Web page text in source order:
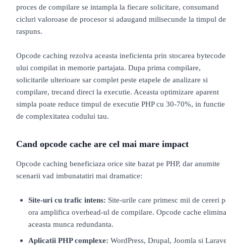
proces de compilare se intampla la fiecare solicitare, consumand
cicluri valoroase de procesor si adaugand milisecunde la timpul de
raspuns.
Opcode caching rezolva aceasta ineficienta prin stocarea
ului compilat in memorie partajata. Dupa prima compilare,
solicitarile ulterioare sar complet peste etapele de analizare si
compilare, trecand direct la executie. Aceasta optimizare aparent
simpla poate reduce timpul de executie PHP cu 30-70%, in functie
de complexitatea codului tau.
Cand opcode cache are cel mai mare impact
Opcode caching beneficiaza orice site bazat pe PHP, dar anumite
scenarii vad imbunatatiri mai dramatice:
Site-uri cu trafic intens: Site-urile care primesc mii de cereri
ora amplifica overhead-ul de compilare. Opcode cache elimina
aceasta munca redundanta.
Aplicatii PHP complexe: WordPress, Drupal, Joomla si